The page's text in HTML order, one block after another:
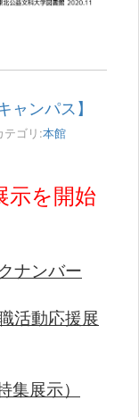
ンパス】
テゴリ:本館
示を開始
ナンバー
活動応援展
展示）